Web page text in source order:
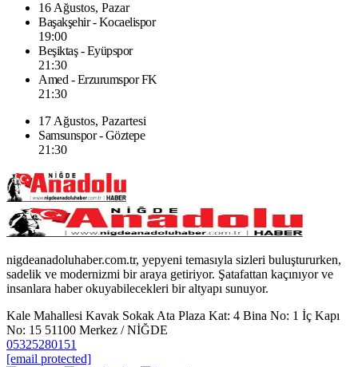
16 Ağustos, Pazar
Başakşehir - Kocaelispor
19:00
Beşiktaş - Eyüpspor
21:30
Amed - Erzurumspor FK
21:30
17 Ağustos, Pazartesi
Samsunspor - Göztepe
21:30
nigdeanadoluhaber.com.tr, yepyeni temasıyla sizleri buluştururken,
sadelik ve modernizmi bir araya getiriyor. Şatafattan kaçınıyor ve
insanlara haber okuyabilecekleri bir altyapı sunuyor.
Kale Mahallesi Kavak Sokak Ata Plaza Kat: 4 Bina No: 1 İç Kapı
No: 15 51100 Merkez / NİĞDE
05325280151
[email protected]